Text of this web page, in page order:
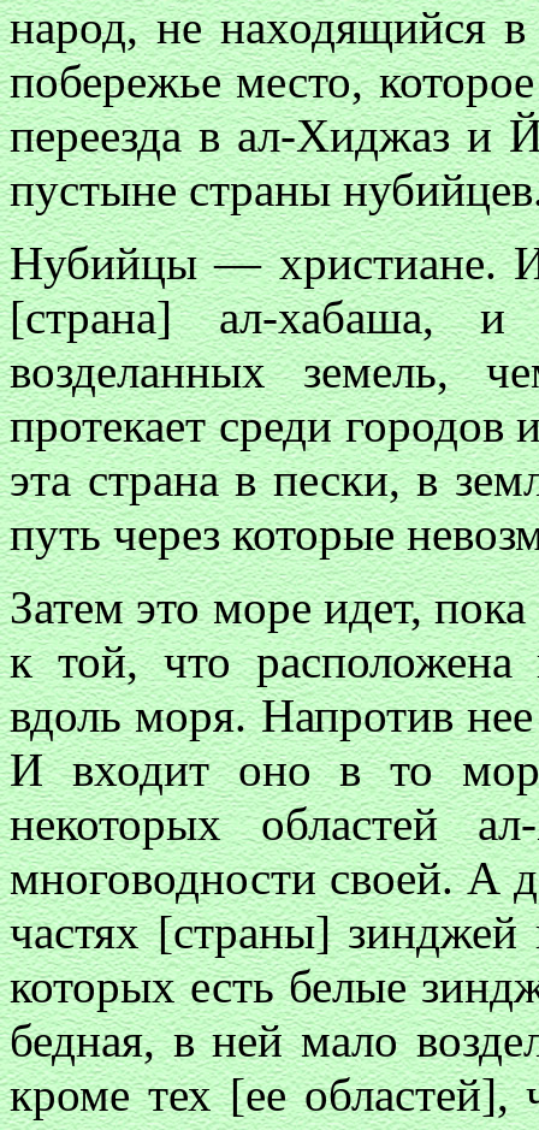
народ, не находящийся
побережье место,
переезда в ал-Хиджаз и
пустыне страны
Нубийцы — христиане.
[страна] ал-хабаша,
возделанных земель,
протекает среди городов
эта страна в пески, в
путь через которые
Затем это море идет,
к той, что расположена
вдоль моря. Напротив
И входит оно в то
некоторых областей
многоводности своей. А
частях [страны] зинджей
которых есть белые
бедная, в ней мало
кроме тех [ее областей],